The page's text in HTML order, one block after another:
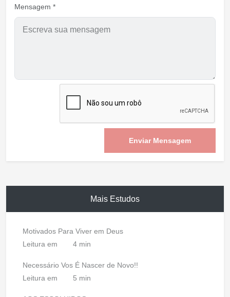
Mensagem *
Enviar Mensagem
Mais Estudos
Motivados Para Viver em Deus
Leitura em
4 min
Necessário Vos É Nascer de Novo!!
Leitura em
5 min